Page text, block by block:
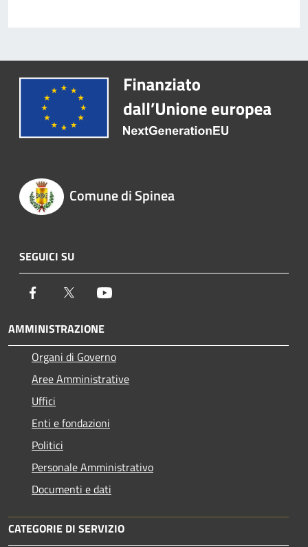
Comune di Spinea
SEGUICI SU
Facebook Twitter
AMMINISTRAZIONE
Organi di Governo
Aree Amministrative
Uffici
Enti e fondazioni
Politici
Personale Amministrativo
Documenti e dati
CATEGORIE DI SERVIZIO